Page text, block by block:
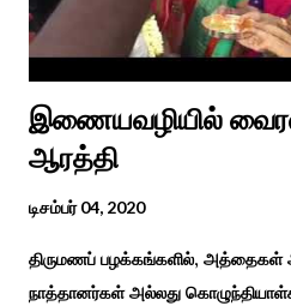
முறை, உறவுகள் சார்ந்த உயிர்ப்பான ...
இணையவழியில்
ஆரத்தி
டிசம்பர் 04, 2020
திருமணப் பழக்கங்களில், அத்தைகள்
நாத்தானர்கள் அல்லது